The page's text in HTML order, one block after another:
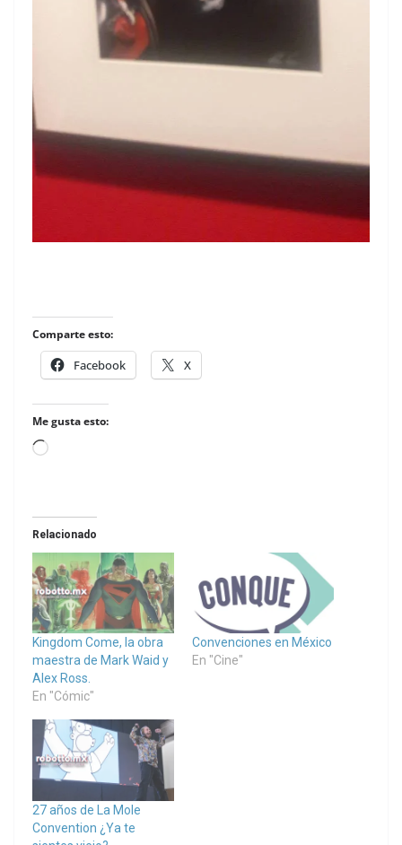
Comparte esto:
Facebook X
Me gusta esto:
Loading…
Relacionado
Kingdom Come, la obra
maestra de Mark Waid y
Alex Ross.
En "Cómic"
Convenciones en México
En "Cine"
27 años de La Mole
Convention ¿Ya te